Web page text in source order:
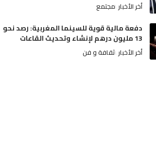
أخر الأخبار مجتمع
دفعة مالية قوية للسينما المغربية: رصد نحو
13 مليون درهم لإنشاء وتحديث القاعات
أخر الأخبار ثقافة و فن